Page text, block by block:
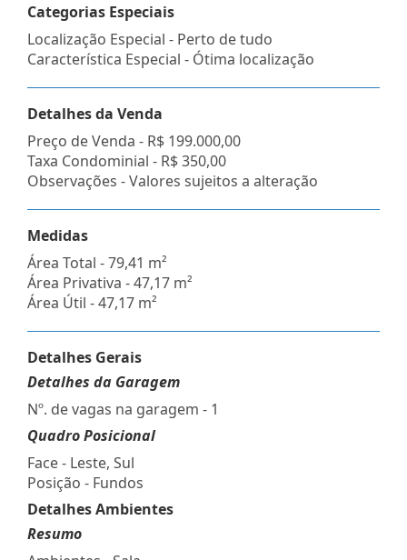
Categorias Especiais
Localização Especial - Perto de tudo
Característica Especial - Ótima localização
Detalhes da Venda
Preço de Venda - R$ 199.000,00
Taxa Condominial - R$ 350,00
Observações - Valores sujeitos a alteração
Medidas
Área Total - 79,41 m²
Área Privativa - 47,17 m²
Área Útil - 47,17 m²
Detalhes Gerais
Detalhes da Garagem
Nº. de vagas na garagem - 1
Quadro Posicional
Face - Leste, Sul
Posição - Fundos
Detalhes Ambientes
Resumo